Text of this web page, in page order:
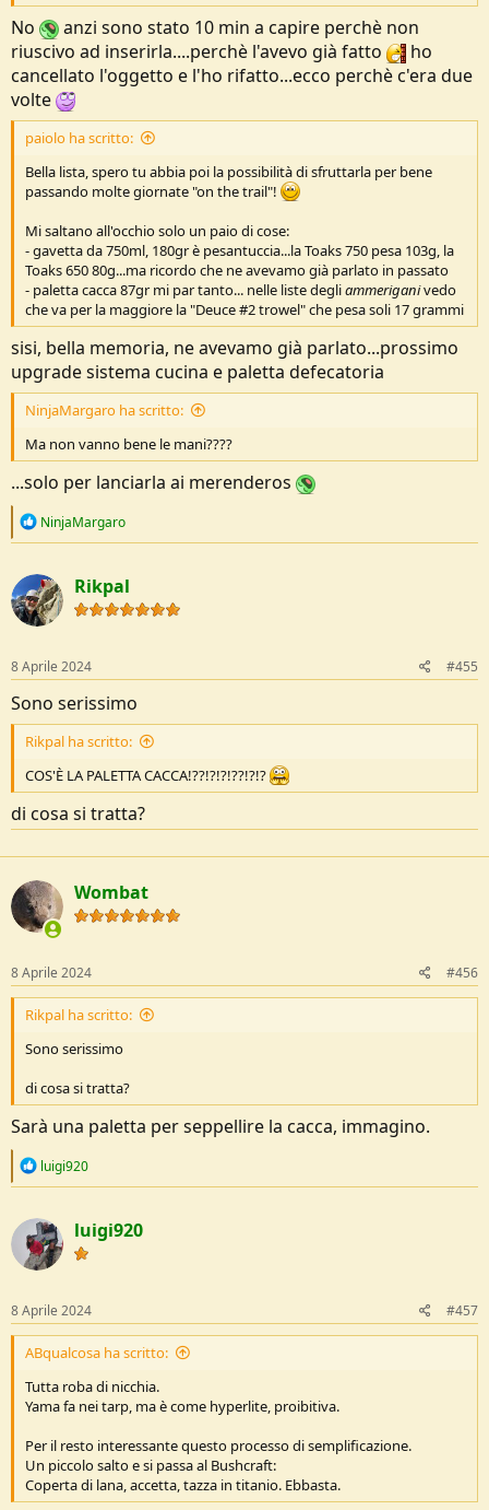
No
anzi sono stato 10 min a capire perchè non
riuscivo ad inserirla....perchè l'avevo già fatto
ho
cancellato l'oggetto e l'ho rifatto...ecco perchè c'era due
volte
paiolo ha scritto:
Bella lista, spero tu abbia poi la possibilità di sfruttarla per bene
passando molte giornate "on the trail"!
Mi saltano all'occhio solo un paio di cose:
- gavetta da 750ml, 180gr è pesantuccia...la Toaks 750 pesa 103g, la
Toaks 650 80g...ma ricordo che ne avevamo già parlato in passato
- paletta cacca 87gr mi par tanto... nelle liste degliammeriganivedo
che va per la maggiore la "Deuce #2 trowel" che pesa soli 17 grammi
sisi, bella memoria, ne avevamo già parlato...prossimo
upgrade sistema cucina e paletta defecatoria
NinjaMargaro ha scritto:
Ma non vanno bene le mani????
...solo per lanciarla ai merenderos
R
c
t
i
o
s
:
NinjaMargaro
Rikpal
8 Aprile 2024 #455
Sono serissimo
Rikpal ha scritto:
COS'È LA PALETTA CACCA!??!?!?!??!?!?
di cosa si tratta?
Wombat
8 Aprile 2024 #456
Rikpal ha scritto:
Sono serissimo
di cosa si tratta?
Sarà una paletta per seppellire la cacca, immagino.
R
c
t
i
o
s
:
luigi920
luigi920
8 Aprile 2024 #457
ABqualcosa ha scritto:
Tutta roba di nicchia.
Yama fa nei tarp, ma è come hyperlite, proibitiva.
Per il resto interessante questo processo di semplificazione.
Un piccolo salto e si passa al Bushcraft:
Coperta di lana, accetta, tazza in titanio. Ebbasta.